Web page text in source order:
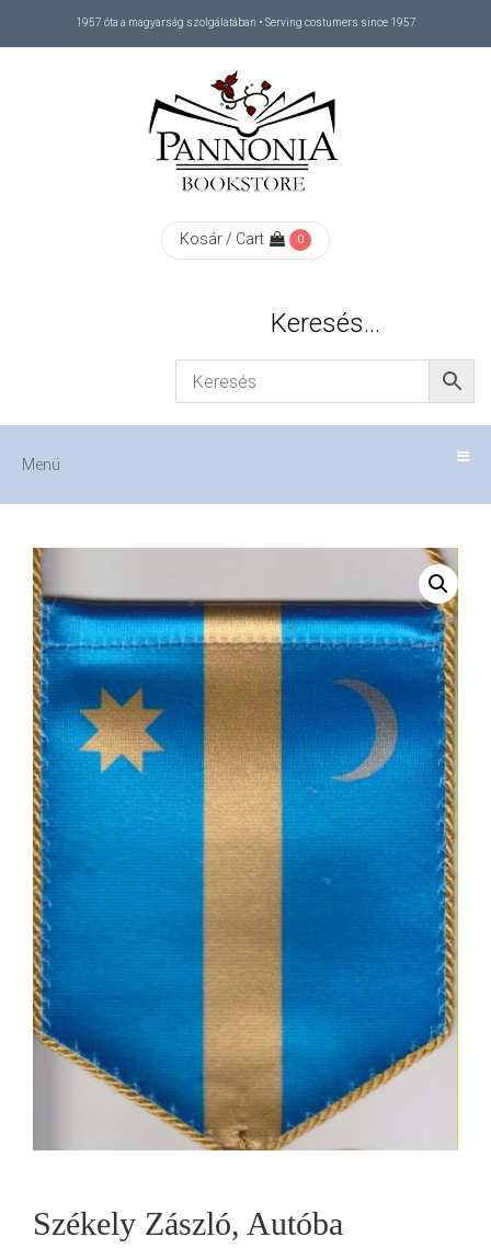
1957 óta a magyarság szolgálatában • Serving costumers since 1957
Kosár / Cart 0
Keresés…
Menü
SHOP
KAPCSOLAT
CONTACT
US
Székely Zászló, Autóba